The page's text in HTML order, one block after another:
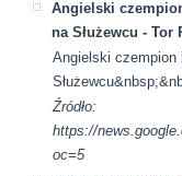
Angielski
na Służewcu - Tor
Angielski czempion
Źródło:
https://
oc=5